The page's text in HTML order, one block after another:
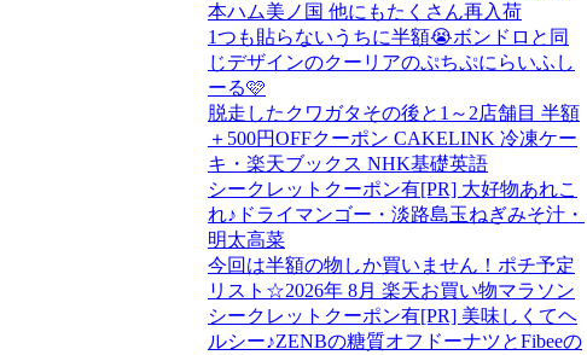
本ハム美ノ国 他にもたくさん再入荷
1つも貼らないうちに半額😭ボンドロと同
じデザインのクーリアのぷちぷにらいふし
ーる🩷
脱走したクワガタその後と1～2店舗目 半額
＋500円OFFクーポン CAKELINK 冷凍ケー
キ・楽天ブックス NHK基礎英語
シークレットクーポン有[PR] 大好物あれこ
れ♪ドライマンゴー・淡路島玉ねぎみそ汁・
明太高菜
今回は半額の物しか買いません！ポチ予定
リスト☆2026年 8月 楽天お買い物マラソン
シークレットクーポン有[PR] 美味しくてヘ
ルシー♪ZENBの糖質オフドーナツとFibeeの